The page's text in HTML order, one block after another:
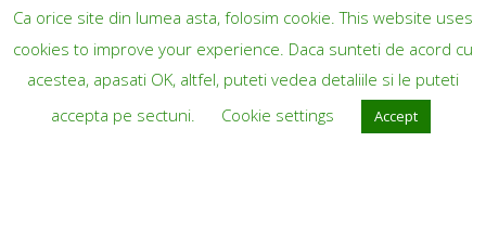
mișcare, iar plajele de la Sulina devin invitația
perfectă …
Ca orice site din lumea asta, folosim cookie. This website uses
cookies to improve your experience. Daca sunteti de acord cu
acestea, apasati OK, altfel, puteti vedea detaliile si le puteti
accepta pe sectuni.
Cookie settings Accept